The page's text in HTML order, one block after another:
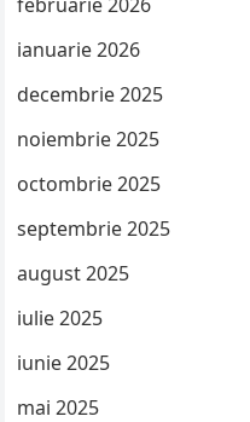
ianuarie 2026
decembrie 2025
noiembrie 2025
octombrie 2025
septembrie 2025
august 2025
iulie 2025
iunie 2025
mai 2025